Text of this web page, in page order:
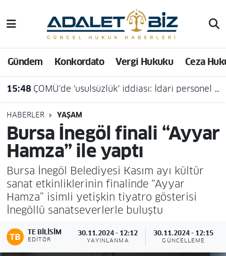
Gündem Konkordato Vergi Hukuku Ceza
15:48 ÇOMÜ'de 'usulsüzlük' iddiası: İdari personel açığa alındı
HABERLER YAŞAM
Bursa İnegöl finali “Ayyar
Hamza” ile yaptı
Bursa İnegöl Belediyesi Kasım ayı kültür
sanat etkinliklerinin finalinde “Ayyar
Hamza” isimli yetişkin tiyatro gösterisi
İnegöllü sanatseverlerle buluştu
TE BILISIM
EDITÖR
30.11.2024 - 12:12
YAYINLANMA
30.11.2024 - 12:15
GÜNCELLEME
Hava Durumu
Trafik Durumu
Süper Lig Puan Durumu ve Fikstür
Tüm Manşetler
Son Dakika Haberleri
Haber Arşivi